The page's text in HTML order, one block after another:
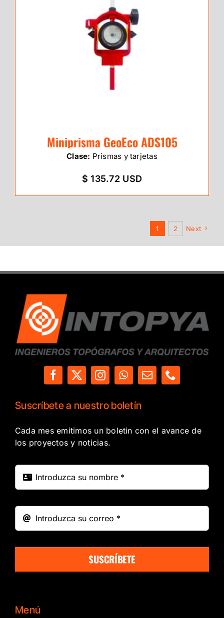
Miniprisma GeoEco ADS105
Clase: Prismas y tarjetas
$ 135.72 USD
1 2 Next
Suscríbete a nuestro boletín
Cada mes emitimos un boletin con el avance de
los proyectos y noticias.
SUSCRÍBETE
Menú